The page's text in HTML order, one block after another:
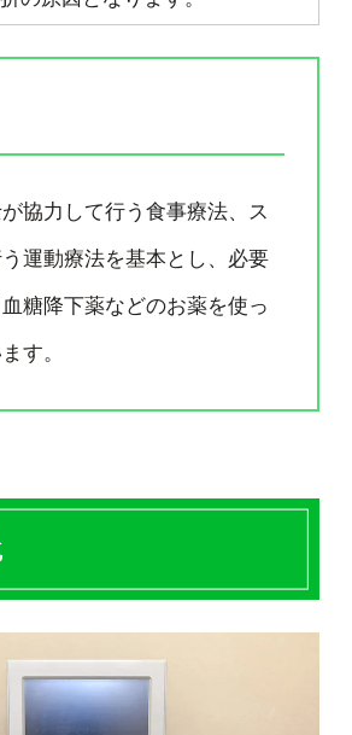
協力して行う食事療法、ス
運動療法を基本とし、必要
糖降下薬などのお薬を使っ
す。